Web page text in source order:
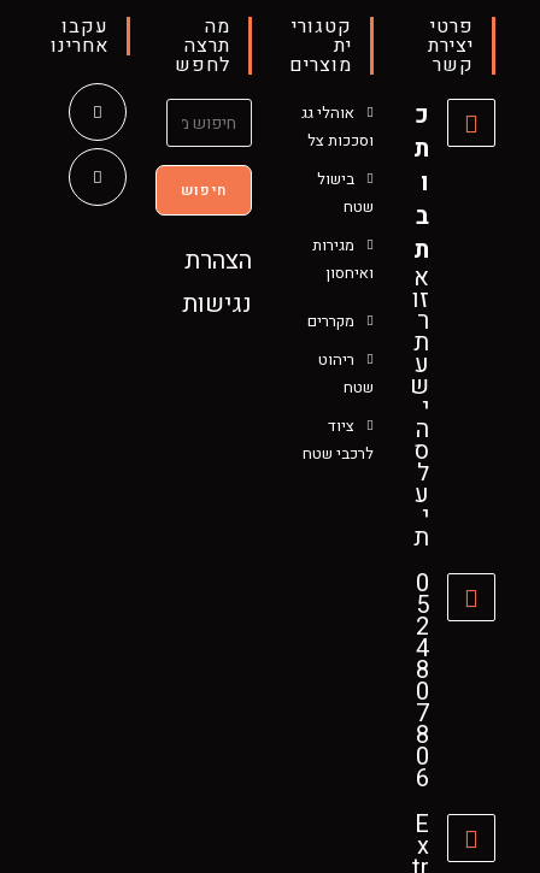
פרטי
יצירת
קשר
כ
ת
ב
ת
א
זו
ת
ע
ש
ה
ס
ל
ע
ת
0
5
2
4
8
0
7
8
0
6
E
x
קטגורי
ית
מוצרים
אוהלי גג
וסככות צל
בישול
שטח
מגירות
ואיחסון
מקררים
ריהוט
שטח
ציוד
לרכבי שטח
מה
תרצה
לחפש
חיפוש
הצהרת
נגישות
עקבו
אחרינו